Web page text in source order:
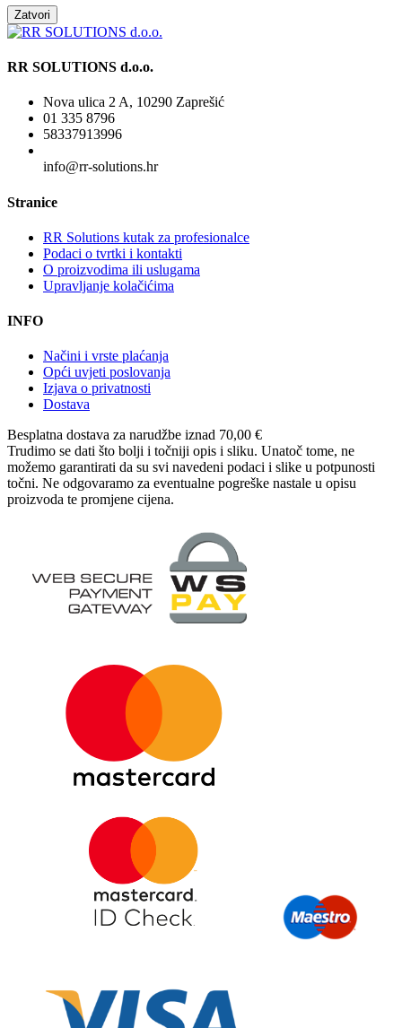
Zatvori
RR SOLUTIONS d.o.o.
Nova ulica 2 A, 10290 Zaprešić
01 335 8796
58337913996
info@rr-solutions.hr
Stranice
RR Solutions kutak za profesionalce
Podaci o tvrtki i kontakti
O proizvodima ili uslugama
Upravljanje kolačićima
INFO
Načini i vrste plaćanja
Opći uvjeti poslovanja
Izjava o privatnosti
Dostava
Besplatna dostava za narudžbe iznad 70,00 €
Trudimo se dati što bolji i točniji opis i sliku. Unatoč tome, ne
možemo garantirati da su svi navedeni podaci i slike u potpunosti
točni. Ne odgovaramo za eventualne pogreške nastale u opisu
proizvoda te promjene cijena.